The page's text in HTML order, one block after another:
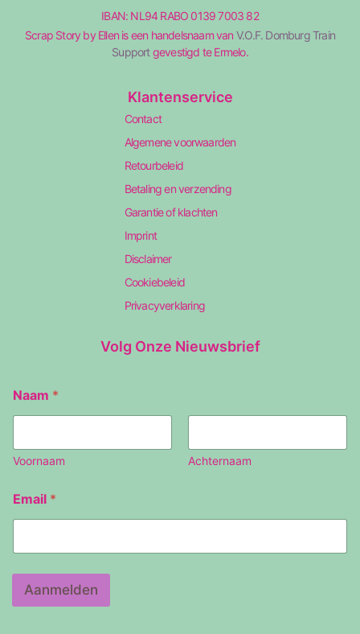
IBAN: NL94 RABO 0139 7003 82
Scrap Story by Ellen is een handelsnaam van V.O.F. Domburg Train
Supportgevestigd te Ermelo.
Klantenservice
Contact
Algemene voorwaarden
Retourbeleid
Betaling en verzending
Garantie of klachten
Imprint
Disclaimer
Cookiebeleid
Privacyverklaring
Volg Onze Nieuwsbrief
Naam *
Voornaam Achternaam
a
a
E
a
l
Email *
Aanmelden